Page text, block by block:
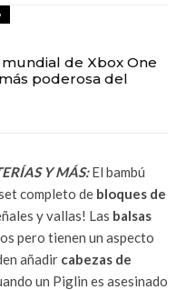
de Xbox One
poderosa del
Y MÁS:El bambú
completo de bloques de
y vallas! Las balsas
pero tienen un aspecto
añadir cabezas de
un Piglin es asesinado